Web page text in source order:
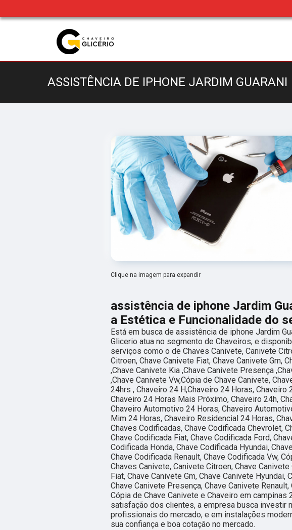
ASSISTÊNCIA DE IPHONE JARDIM GUARANI
Clique na imagem para expandir
assistência de iphone Jardim
a Estética e Funcionalidade do
Está em busca de assistência de iphone Jardim
Glicerio atua no segmento de Chaveiros, e
serviços como o de Chaves Canivete, Canivete
Citroen, Chave Canivete Fiat, Chave Canivete Gm,
,Chave Canivete Kia ,Chave Canivete Presença
,Chave Canivete Vw,Cópia de Chave Canivete,
24hrs , Chaveiro 24 H,Chaveiro 24 Horas,
Chaveiro 24 Horas Mais Próximo, Chaveiro 24h,
Chaveiro Automotivo 24 Horas, Chaveiro
Mim 24 Horas, Chaveiro Residencial 24 Horas,
Chaves Codificadas, Chave Codificada Chevrolet,
Chave Codificada Fiat, Chave Codificada Ford,
Codificada Honda, Chave Codificada Hyundai,
Chave Codificada Renault, Chave Codificada Vw,
Chaves Canivete, Canivete Citroen, Chave
Fiat, Chave Canivete Gm, Chave Canivete Hyundai,
Chave Canivete Presença, Chave Canivete Renault,
Cópia de Chave Canivete e Chaveiro em campinas
satisfação dos clientes, a empresa busca investir
profissionais do mercado, e em instalações
sua confiança e boa cotação no mercado.